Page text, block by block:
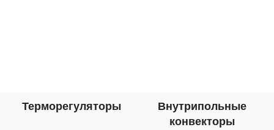
Терморегуляторы
Внутрипольные
конвекторы